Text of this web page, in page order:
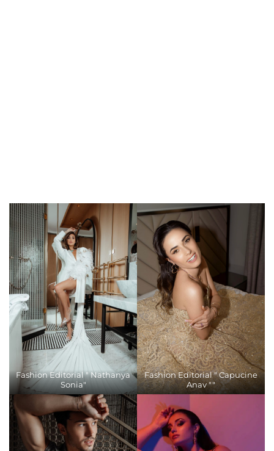
Fashion Editorial " Nathanya
Sonia"
Fashion Editorial " Capucine
Anav ""